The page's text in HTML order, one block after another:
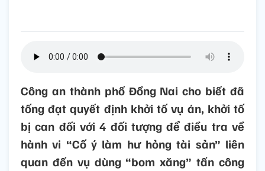
Công an thành phố Đồng Nai cho biết đã
tống đạt quyết định khởi tố vụ án, khởi tố
bị can đối với 4 đối tượng để điều tra về
hành vi “Cố ý làm hư hỏng tài sản” liên
quan đến vụ dùng “bom xăng” tấn công